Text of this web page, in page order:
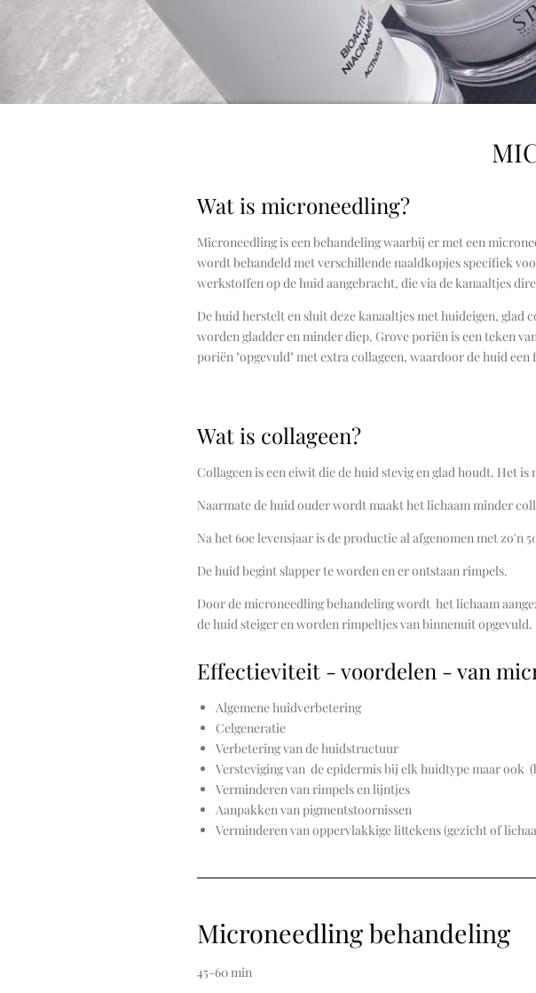
Wat is microneedling?
Microneedling is een behandeling waarbij er met een
wordt behandeld met verschillende naaldkopjes specifiek
werkstoffen op de huid aangebracht, die via de kanaaltjes
De huid herstelt en sluit deze kanaaltjes met huideigen,
worden gladder en minder diep. Grove poriën is een teken
poriën "opgevuld" met extra collageen, waardoor de huid
Wat is collageen?
Collageen is een eiwit die de huid stevig en glad houdt. Het
Naarmate de huid ouder wordt maakt het lichaam minder
Na het 60e levensjaar is de productie al afgenomen met zo'n
De huid begint slapper te worden en er ontstaan rimpels.
Door de microneedling behandeling wordt het lichaam
de huid steiger en worden rimpeltjes van binnenuit opgevuld.
Effectieviteit - voordelen - van
Algemene huidverbetering
Celgeneratie
Verbetering van de huidstructuur
Versteviging van de epidermis bij elk huidtype maar ook
Verminderen van rimpels en lijntjes
Aanpakken van pigmentstoornissen
Verminderen van oppervlakkige littekens (gezicht of
Microneedling behandeling
45-60 min